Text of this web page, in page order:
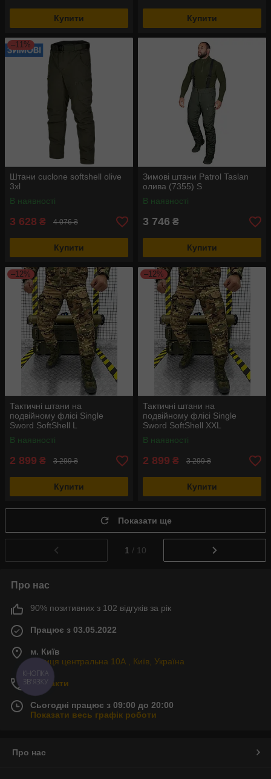
Купити Купити
–11%
Штани cuclone softshell olive
3xl
В наявності
3 628 ₴ 4 076 ₴
Купити
Зимові штани Patrol Taslan
олива (7355) S
В наявності
3 746 ₴
Купити
–12%
Тактичні штани на
подвійному флісі Single
Sword SoftShell L
В наявності
2 899 ₴ 3 299 ₴
Купити
–12%
Тактичні штани на
подвійному флісі Single
Sword SoftShell XXL
В наявності
2 899 ₴ 3 299 ₴
Купити
Показати ще
1 / 10
Про нас
90% позитивних з 102 відгуків за рік
Працює з 03.05.2022
м. Київ
Вулиця центральна 10А , Київ, Україна
Контакти
Сьогодні працює з 09:00 до 20:00
Показати весь графік роботи
Про нас
КНОПКА
ЗВ'ЯЗКУ